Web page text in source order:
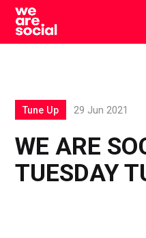
Skip
content
WE ARE
TUESDAY
Tune Up 29 Jun 2021